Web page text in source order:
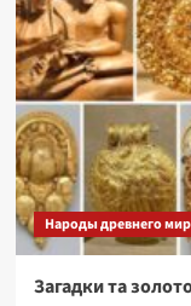
Народы древнего
Загадки та